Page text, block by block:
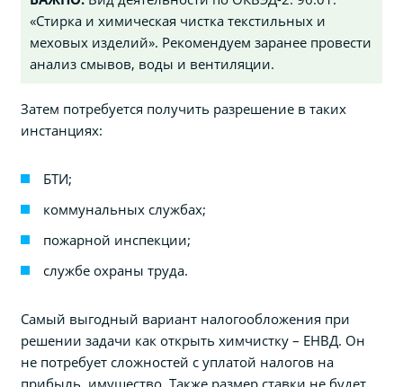
«Стирка и химическая чистка текстильных и
меховых изделий». Рекомендуем заранее провести
анализ смывов, воды и вентиляции.
Затем потребуется получить разрешение в таких
инстанциях:
БТИ;
коммунальных службах;
пожарной инспекции;
службе охраны труда.
Самый выгодный вариант налогообложения при
решении задачи как открыть химчистку – ЕНВД. Он
не потребует сложностей с уплатой налогов на
прибыль, имущество. Также размер ставки не будет